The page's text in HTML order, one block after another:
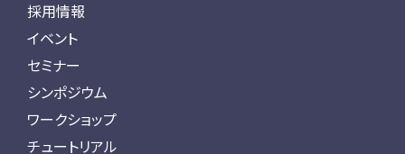
採用情報
イベント
セミナー
シンポジウム
ワークショップ
チュートリアル